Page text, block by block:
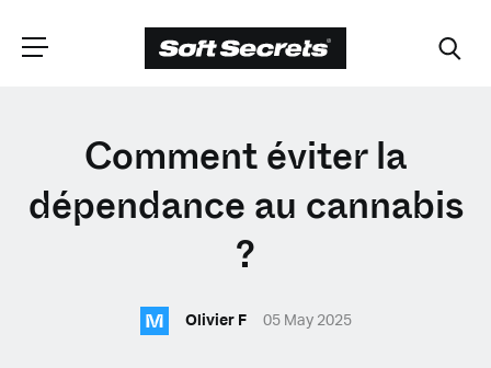
CHOISISSEZ VOTRE
EMPLACEMENT
English (United Kingdom)
Comment éviter la
dépendance au cannabis
?
M Olivier F 05 May 2025